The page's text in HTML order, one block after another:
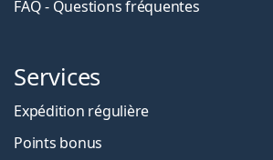
FAQ - Questions fréquentes
Services
Expédition régulière
Points bonus